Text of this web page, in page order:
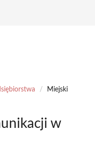
/
Miejski
w